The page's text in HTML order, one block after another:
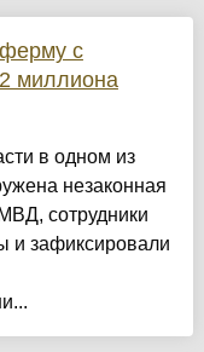
с
миллиона
в одном из
незаконная
сотрудники
и зафиксировали